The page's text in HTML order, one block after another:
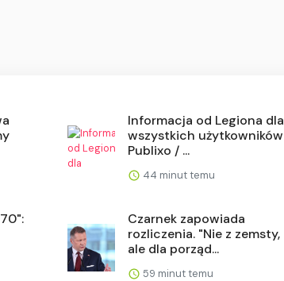
Informacja od Legiona dla
wszystkich użytkowników
Publixo / ...
44 minut temu
Czarnek zapowiada
rozliczenia. "Nie z zemsty,
ale dla porząd...
59 minut temu